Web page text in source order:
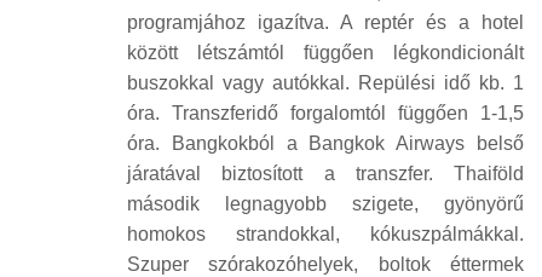
programjához igazítva. A reptér és a hotel
között létszámtól függően légkondicionált
buszokkal vagy autókkal. Repülési idő kb. 1
óra. Transzferidő forgalomtól függően 1-1,5
óra. Bangkokból a Bangkok Airways belső
járatával biztosított a transzfer. Thaiföld
második legnagyobb szigete, gyönyörű
homokos strandokkal, kókuszpálmákkal.
Szuper szórakozóhelyek, boltok éttermek